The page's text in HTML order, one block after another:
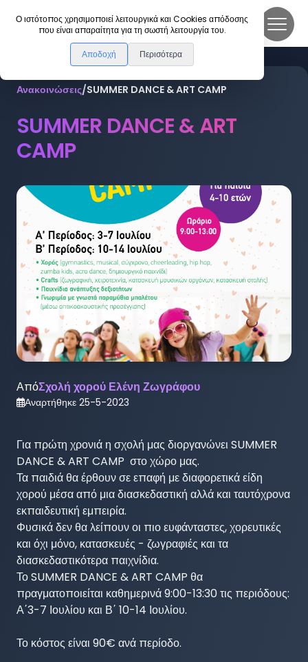
Ο ιστότοπος χρησιμοποιεί λειτουργικά και Cookies απόδοσης
που είναι απαραίτητα για τη σωστή λειτουργία του.
Αποδοχή Περισότερα
DanceLink
Ανακοινώσεις/SUMMER DANCE & ART CAMP
SUMMER DANCE & ART
CAMP
ΑπόΣχολή χορού Ελένη Ζωγράφου
Αναρτήθηκε 25-5-2023
Για πρώτη χρονιά η σχολή μας διοργανώνει SUMMER
DANCE & ART CAMP  στο χώρο μας.
Τα παιδιά θα έρθουν σε επαφή με διαφορετικά είδη
χορού μέσα από μια διασκεδαστική αλλά και ταυτόχρονα
εκπαιδευτική εμπειρία.
Φυσικά δεν θα λείπουν οι πιο ευφάνταστες, χορευτικές
και όχι μόνο, κατασκευές - ζωγραφιές και τα
διασκεδαστικότερα παιχνίδια.
Το SUMMER DANCE & ART CAMP θα
πραγματοποιείται καθημερινά 9:00-13:30 τις περιόδους:
Α΄3-7 Ιουλίου και Β΄ 10-14 Ιουλίου.
Το κόστος είναι 90€ ανά περίοδο.